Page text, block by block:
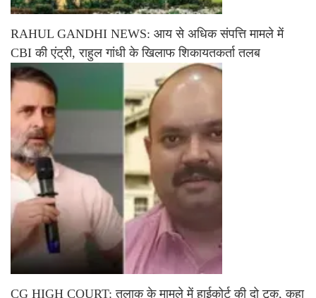
RAHUL GANDHI NEWS: आय से अधिक संपत्ति मामले में
CBI की एंट्री, राहुल गांधी के खिलाफ शिकायतकर्ता तलब
CG HIGH COURT: तलाक के मामले में हाईकोर्ट की दो टूक, कहा